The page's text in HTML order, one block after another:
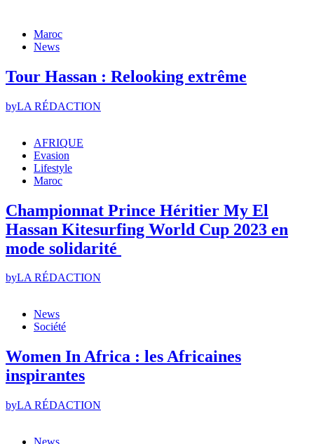
Maroc
News
Tour Hassan : Relooking extrême
byLA RÉDACTION
AFRIQUE
Evasion
Lifestyle
Maroc
Championnat Prince Héritier My El
Hassan Kitesurfing World Cup 2023 en
mode solidarité
byLA RÉDACTION
News
Société
Women In Africa : les Africaines
inspirantes
byLA RÉDACTION